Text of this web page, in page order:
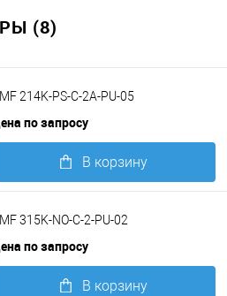
(8)
214K-PS-C-2A-PU-05
по запросу
В корзину
315K-NO-C-2-PU-02
по запросу
В корзину